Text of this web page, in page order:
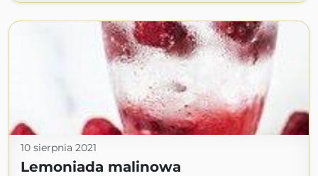
10 sierpnia 2021
Lemoniada malinowa